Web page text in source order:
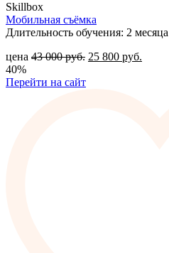
Skillbox
Мобильная съёмка
Длительность обучения: 2 месяца
цена 43 000руб. 25 800 руб.
40%
Перейти на сайт